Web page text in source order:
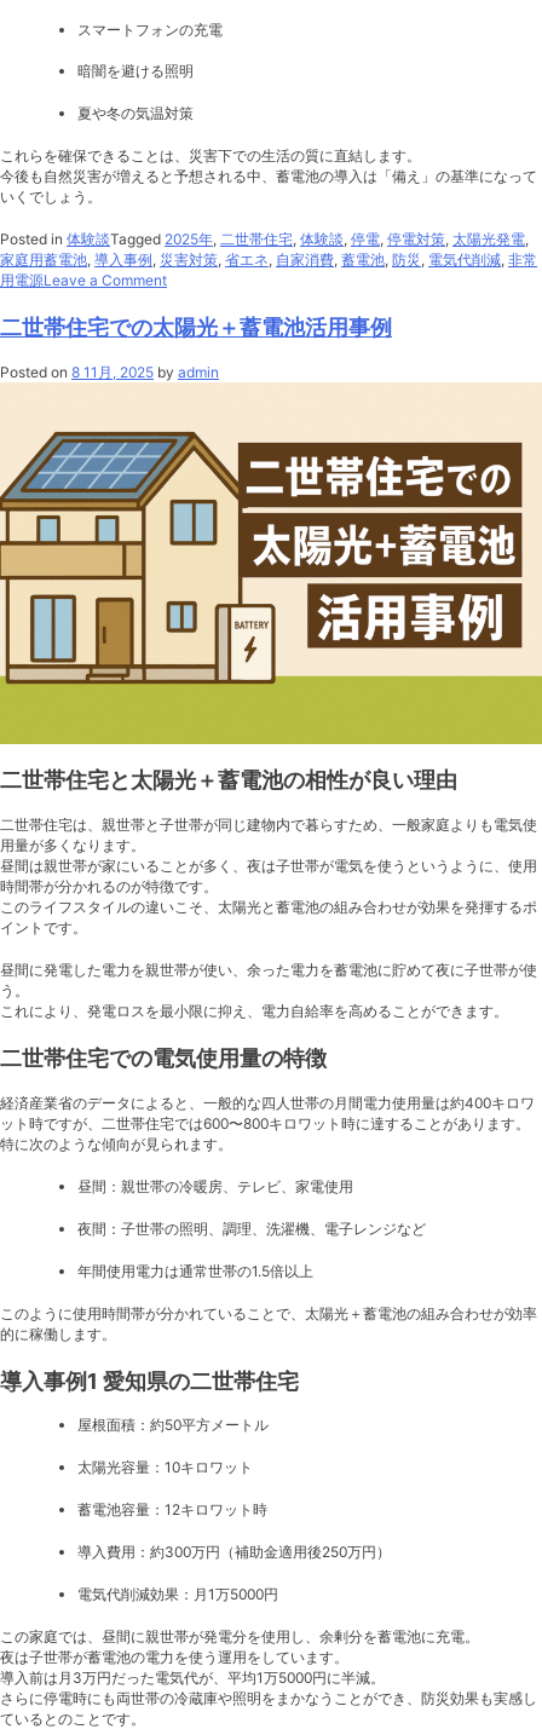
スマートフォンの充電
暗闇を避ける照明
夏や冬の気温対策
これらを確保できることは、災害下での生活の質に直結します。
今後も自然災害が増えると予想される中、蓄電池の導入は「備え」の基準になって
いくでしょう。
Posted in 体験談Tagged 2025年, 二世帯住宅, 体験談, 停電, 停電対策, 太陽光発電,
家庭用蓄電池, 導入事例, 災害対策, 省エネ, 自家消費, 蓄電池, 防災 , 電気代削減, 非常
用電源Leave a Commenton
害
時
役
た
リ
ア
ル
蓄
利
用
験
談
二世帯住宅での太陽光＋蓄電池活用事例
Posted on 8 11月, 2025 by admin
二世帯住宅と太陽光＋蓄電池の相性が良い理由
二世帯住宅は、親世帯と子世帯が同じ建物内で暮らすため、一般家庭よりも電気使
用量が多くなります。
昼間は親世帯が家にいることが多く、夜は子世帯が電気を使うというように、使用
時間帯が分かれるのが特徴です。
このライフスタイルの違いこそ、太陽光と蓄電池の組み合わせが効果を発揮するポ
イントです。
昼間に発電した電力を親世帯が使い、余った電力を蓄電池に貯めて夜に子世帯が使
う。
これにより、発電ロスを最小限に抑え、電力自給率を高めることができます。
二世帯住宅での電気使用量の特徴
経済産業省のデータによると、一般的な四人世帯の月間電力使用量は約400キロワ
ット時ですが、二世帯住宅では600〜800キロワット時に達することがあります。
特に次のような傾向が見られます。
昼間：親世帯の冷暖房、テレビ、家電使用
夜間：子世帯の照明、調理、洗濯機、電子レンジなど
年間使用電力は通常世帯の1.5倍以上
このように使用時間帯が分かれていることで、太陽光＋蓄電池の組み合わせが効率
的に稼働します。
導入事例1 愛知県の二世帯住宅
屋根面積：約50平方メートル
太陽光容量：10キロワット
蓄電池容量：12キロワット時
導入費用：約300万円（補助金適用後250万円）
電気代削減効果：月1万5000円
この家庭では、昼間に親世帯が発電分を使用し、余剰分を蓄電池に充電。
夜は子世帯が蓄電池の電力を使う運用をしています。
導入前は月3万円だった電気代が、平均1万5000円に半減。
さらに停電時にも両世帯の冷蔵庫や照明をまかなうことができ、防災効果も実感し
ているとのことです。